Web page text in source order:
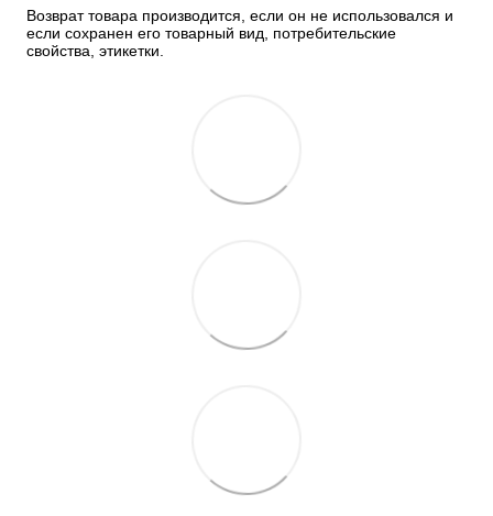
Возврат товара производится, если он не использовался и
если сохранен его товарный вид, потребительские
свойства, этикетки.